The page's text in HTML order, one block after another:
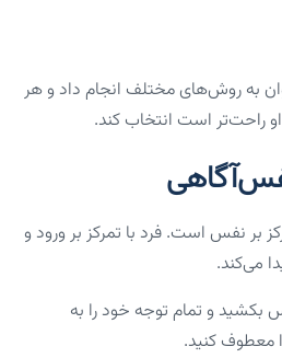
به روش‌های مختلف انجام داد و هر
راحت‌تر است انتخاب کند.
بر نفس است. فرد با تمرکز بر ورود و
می‌کند.
بکشید و تمام توجه خود را به
کنید.